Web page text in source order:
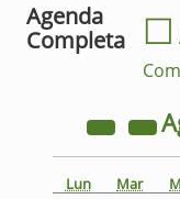
Agenda
Completa
☐
Lun Mar